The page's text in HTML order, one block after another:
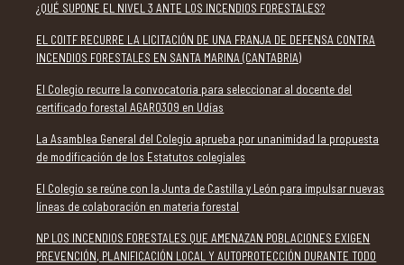
¿QUÉ SUPONE EL NIVEL 3 ANTE LOS INCENDIOS FORESTALES?
EL COITF RECURRE LA LICITACIÓN DE UNA FRANJA DE DEFENSA CONTRA
INCENDIOS FORESTALES EN SANTA MARINA (CANTABRIA)
El Colegio recurre la convocatoria para seleccionar al docente del
certificado forestal AGAR0309 en Udías
La Asamblea General del Colegio aprueba por unanimidad la propuesta
de modificación de los Estatutos colegiales
El Colegio se reúne con la Junta de Castilla y León para impulsar nuevas
líneas de colaboración en materia forestal
NP LOS INCENDIOS FORESTALES QUE AMENAZAN POBLACIONES EXIGEN
PREVENCIÓN, PLANIFICACIÓN LOCAL Y AUTOPROTECCIÓN DURANTE TODO